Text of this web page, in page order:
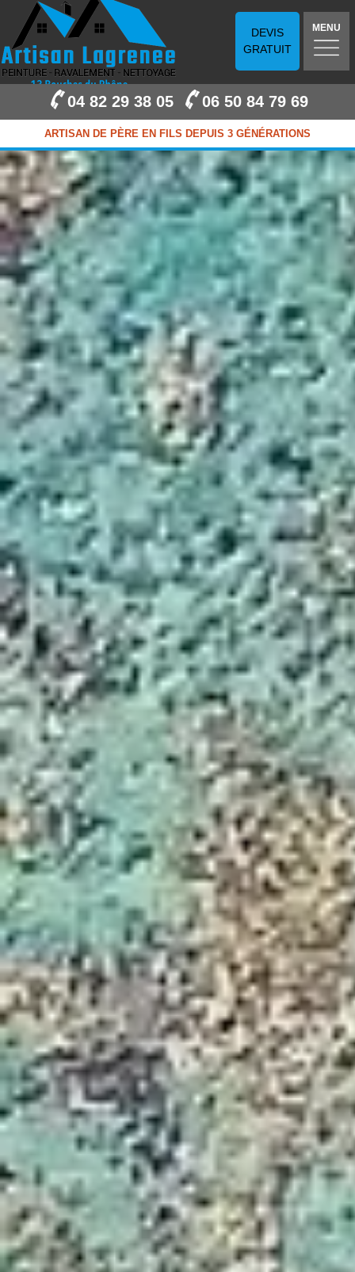
DEVIS
GRATUIT
MENU
04 82 29 38 05 06 50 84 79 69
ARTISAN DE PÈRE EN FILS DEPUIS 3 GÉNÉRATIONS